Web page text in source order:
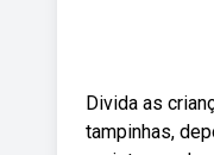
Divida as
tampinhas,